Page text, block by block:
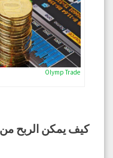
Olymp Trade
كيف يمكن الربح